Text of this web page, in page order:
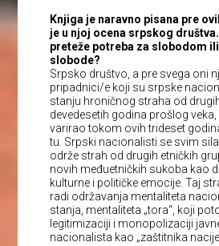
Knjiga je naravno pisana pre
je u njoj ocena srpskog
preteže potreba za slobodom
slobode?
Srpsko društvo, a pre svega oni
pripadnici/e koji su srpske
stanju hroničnog straha od
devedesetih godina prošlog
varirao tokom ovih trideset
tu. Srpski nacionalisti se svim
održe strah od drugih etničkih
novih međuetničkih sukoba kao
kulturne i političke emocije. Taj
radi održavanja mentaliteta
stanja, mentaliteta „tora“, koji
legitimizaciji i monopolizaciji
nacionalista kao „zaštitnika